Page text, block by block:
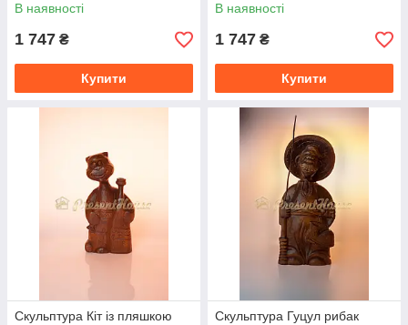
В наявності
1 747 ₴
Купити
В наявності
1 747 ₴
Купити
Скульптура Кіт із пляшкою
Скульптура Гуцул рибак